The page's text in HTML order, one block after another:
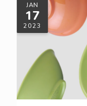
JAN
17
2023